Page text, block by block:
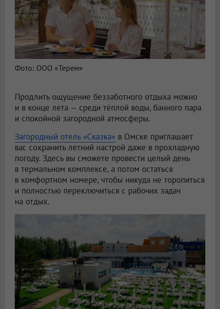
Фото: ООО «Терем»
Продлить ощущение беззаботного отдыха можно
и в конце лета — среди тёплой воды, банного пара
и спокойной загородной атмосферы.
Загородный отель «Сказка» в Омске приглашает
вас сохранить летний настрой даже в прохладную
погоду. Здесь вы сможете провести целый день
в термальном комплексе, а потом остаться
в комфортном номере, чтобы никуда не торопиться
и полностью переключиться с рабочих задач
на отдых.